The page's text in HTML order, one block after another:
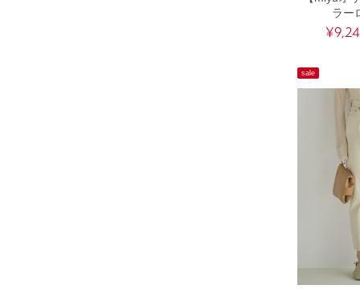
ラー
sale